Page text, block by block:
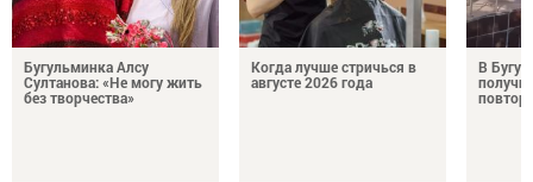
Бугульминка Алсу
Султанова: «Не могу жить
без творчества»
Когда лучше стричься в
августе 2026 года
В